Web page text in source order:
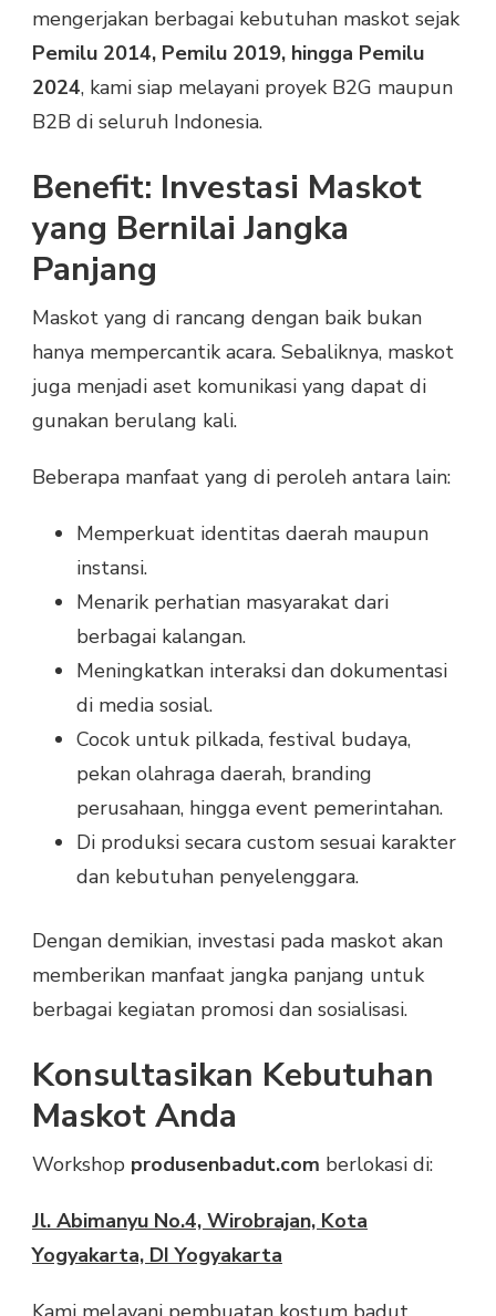
mengerjakan berbagai kebutuhan maskot sejak
Pemilu 2014, Pemilu 2019, hingga Pemilu
2024, kami siap melayani proyek B2G maupun
B2B di seluruh Indonesia.
Benefit: Investasi Maskot
yang Bernilai Jangka
Panjang
Maskot yang di rancang dengan baik bukan
hanya mempercantik acara. Sebaliknya, maskot
juga menjadi aset komunikasi yang dapat di
gunakan berulang kali.
Beberapa manfaat yang di peroleh antara lain:
Memperkuat identitas daerah maupun
instansi.
Menarik perhatian masyarakat dari
berbagai kalangan.
Meningkatkan interaksi dan dokumentasi
di media sosial.
Cocok untuk pilkada, festival budaya,
pekan olahraga daerah, branding
perusahaan, hingga event pemerintahan.
Di produksi secara custom sesuai karakter
dan kebutuhan penyelenggara.
Dengan demikian, investasi pada maskot akan
memberikan manfaat jangka panjang untuk
berbagai kegiatan promosi dan sosialisasi.
Konsultasikan Kebutuhan
Maskot Anda
Workshop produsenbadut.com berlokasi di:
Jl. Abimanyu No.4, Wirobrajan, Kota
Yogyakarta, DI Yogyakarta